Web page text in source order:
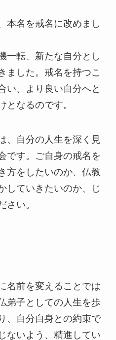
本名を戒名に改めまし
一転、新たな自分とし
ました。戒名を持つこ
い、より良い自分へと
となるのです。
、自分の人生を深く見
です。ご自身の戒名を
方をしたいのか、仏教
していきたいのか、じ
さい。
名前を変えることでは
弟子としての人生を歩
、自分自身との約束で
ないよう、精進してい